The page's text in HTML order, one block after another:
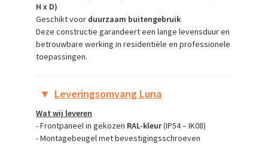
H x D)
Geschikt voor duurzaam buitengebruik
Deze constructie garandeert een lange levensduur en
betrouwbare werking in residentiële en professionele
toepassingen.
▼ Leveringsomvang Luna
Wat wij leveren
- Frontpaneel in gekozen RAL-kleur(IP54 – IK08)
- Montagebeugel met bevestigingsschroeven